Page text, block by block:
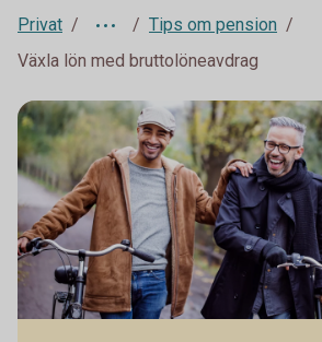
Privat
Tips om pension
Växla lön med bruttolöneavdrag